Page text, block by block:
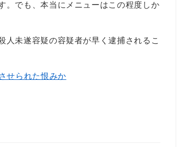
でも、本当にメニューはこの程度しか
未遂容疑の容疑者が早く逮捕されるこ
せられた恨みか